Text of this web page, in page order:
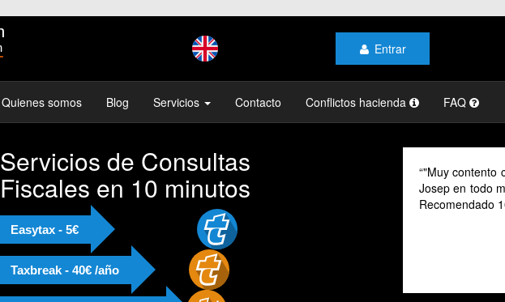
Entrar
Quienes somos Blog Servicios Contacto Conflictos hacienda FAQ
Servicios de Consultas
Fiscales en 10 minutos
Easytax - 5€
Taxbreak - 40€ /año
"Muy contento con el profesionalismo
Josep en todo momento, mi gestoría y